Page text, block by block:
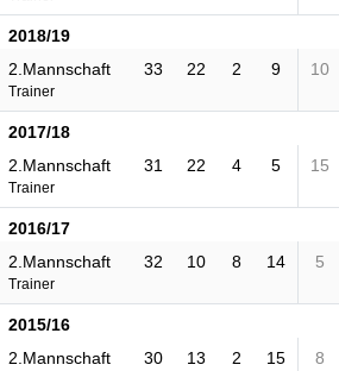
2018/19
2.Mannschaft
Trainer
33 22 2 9 10
2017/18
2.Mannschaft
Trainer
31 22 4 5 15
2016/17
2.Mannschaft
Trainer
32 10 8 14 5
2015/16
2.Mannschaft
30 13 2 15 8